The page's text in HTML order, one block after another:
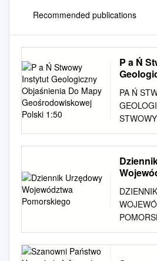
Recommended publications
P a Ń
Do Mapy
Polski
PA Ń
A
POLSKI
2009
Izabela
Kwecko*,
dnia
r. Poz.